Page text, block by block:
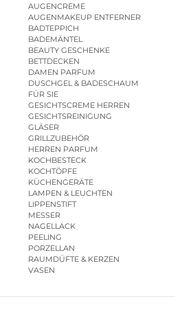
AUGENCREME
AUGENMAKEUP ENTFERNER
BADTEPPICH
BADEMÄNTEL
BEAUTY GESCHENKE
BETTDECKEN
DAMEN PARFUM
DUSCHGEL & BADESCHAUM
FÜR SIE
GESICHTSCREME HERREN
GESICHTSREINIGUNG
GLÄSER
GRILLZUBEHÖR
HERREN PARFUM
KOCHBESTECK
KOCHTÖPFE
KÜCHENGERÄTE
LAMPEN & LEUCHTEN
LIPPENSTIFT
MESSER
NAGELLACK
PEELING
PORZELLAN
RAUMDÜFTE & KERZEN
VASEN